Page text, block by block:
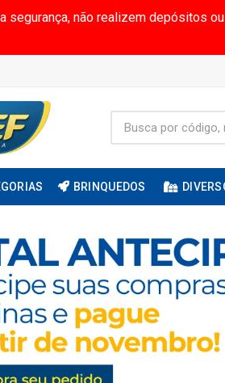
segurança, não realizem depósitos
BRINQUEDOS